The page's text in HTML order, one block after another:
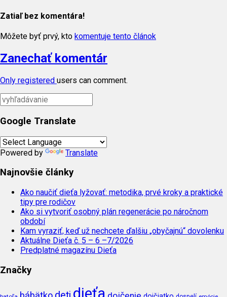
Zatiaľ bez komentára!
Môžete byť prvý, kto komentuje tento článok
Zanechať komentár
Only registered users can comment.
Google Translate
Powered by Translate
Najnovšie články
Ako naučiť dieťa lyžovať: metodika, prvé kroky a praktické
tipy pre rodičov
Ako si vytvoriť osobný plán regenerácie po náročnom
období
Kam vyraziť, keď už nechcete ďalšiu „obyčajnú“ dovolenku
Aktuálne Dieťa č. 5 – 6 –7/2026
Predplatné magazínu Dieťa
Značky